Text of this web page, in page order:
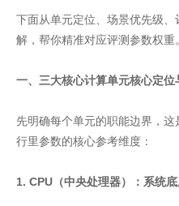
下面从单元定位、场景优先级
解，帮你精准对应评测参数权重。
一、三大核心计算单元核心定位
先明确每个单元的职能边界，
行里参数的核心参考维度：
1. CPU（中央处理器）：系统